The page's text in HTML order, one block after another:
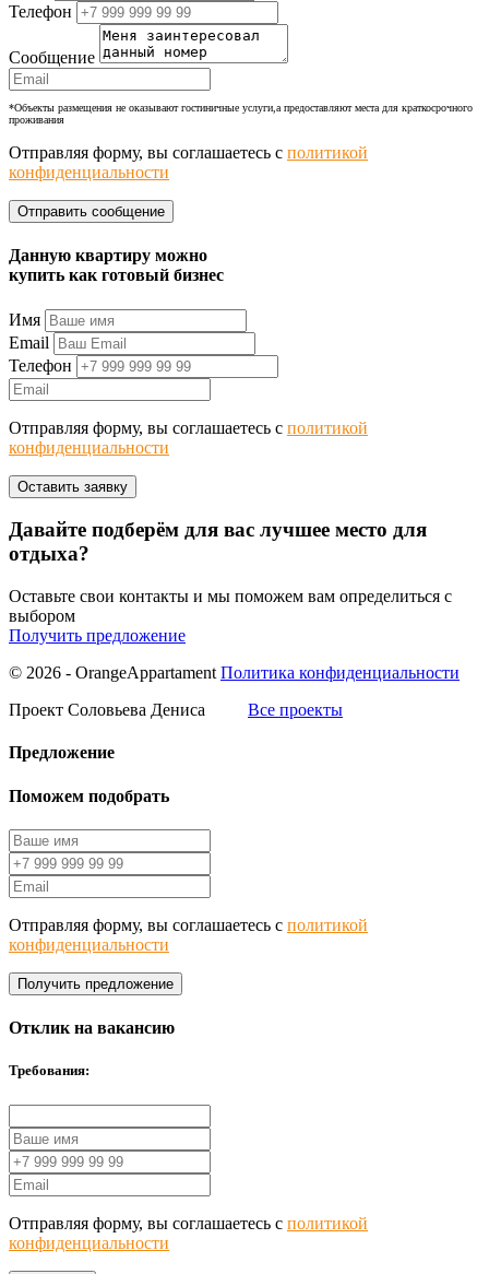
Телефон
Сообщение
*Объекты размещения не оказывают гостиничные услуги,а предоставляют места для краткосрочного
проживания
Отправляя форму, вы соглашаетесь с политикой
конфиденциальности
Данную квартиру можно
купить как готовый бизнес
Имя
Email
Телефон
Отправляя форму, вы соглашаетесь с политикой
конфиденциальности
Давайте подберём для вас лучшее место для
отдыха?
Оставьте свои контакты и мы поможем вам определиться с
выбором
Получить предложение
© 2026 - OrangeAppartament Политика конфиденциальности
Проект Соловьева Дениса
Все проекты
Предложение
Поможем подобрать
Отправляя форму, вы соглашаетесь с политикой
конфиденциальности
Получить предложение
Отклик на вакансию
Требования:
Отправляя форму, вы соглашаетесь с политикой
конфиденциальности